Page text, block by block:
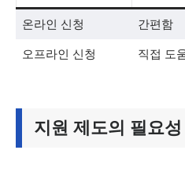
온라인 신청 간편함
오프라인 신청 직접 도
지원 제도의 필요성